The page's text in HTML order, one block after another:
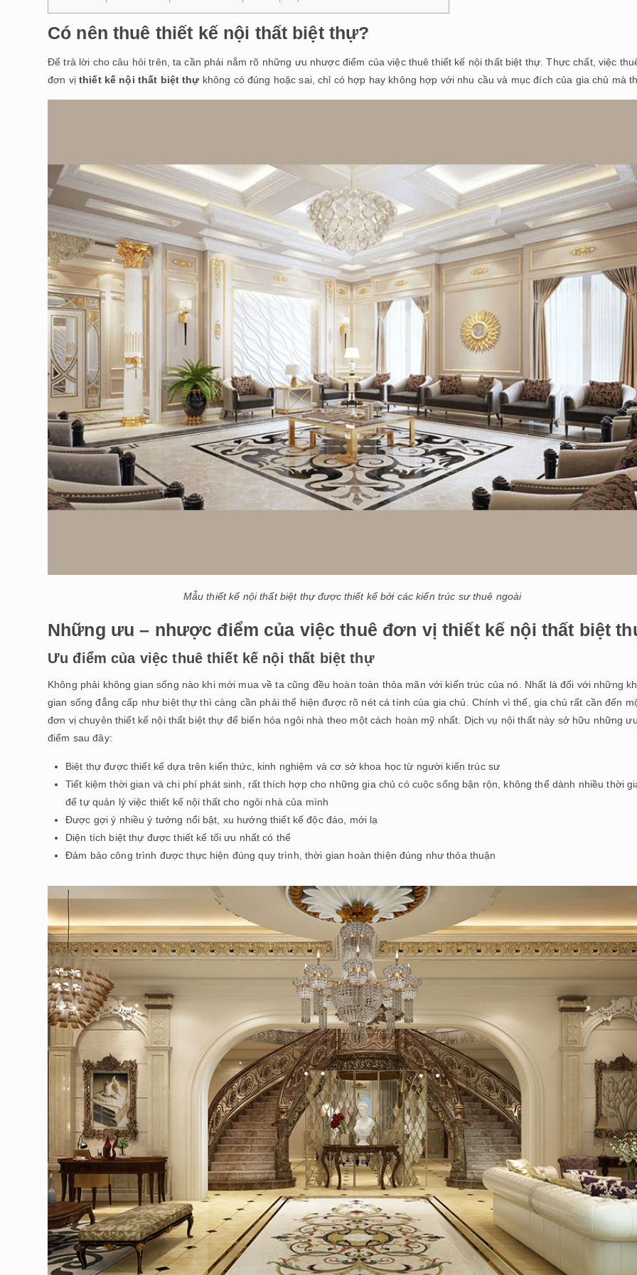
Có nên thuê thiết kế nội thất biệt thự?
Để trả lời cho câu hỏi trên, ta cần phải nắm rõ những ưu nhược điểm của việc thuê thiết kế nội thất biệt thự. Thực chất, việc
đơn vị thiết kế nội thất biệt thựkhông có đúng hoặc sai, chỉ có hợp hay không hợp với nhu cầu và mục đích của gia chủ mà
Mẫu thiết kế nội thất biệt thự được thiết kế bởi các kiến trúc sư thuê ngoài
Những ưu – nhược điểm của việc thuê đơn vị thiết kế nội thất biệt
Ưu điểm của việc thuê thiết kế nội thất biệt thự
Không phải không gian sống nào khi mới mua về ta cũng đều hoàn toàn thỏa mãn với kiến trúc của nó. Nhất là đối với những
gian sống đẳng cấp như biệt thự thì càng cần phải thể hiện được rõ nét cá tính của gia chủ. Chính vì thế, gia chủ rất cần đến
đơn vị chuyên thiết kế nội thất biệt thự để biến hóa ngôi nhà theo một cách hoàn mỹ nhất. Dịch vụ nội thất này sở hữu những
điểm sau đây:
Biệt thự được thiết kế dựa trên kiến thức, kinh nghiệm và cơ sở khoa học từ người kiến trúc sư
Tiết kiệm thời gian và chi phí phát sinh, rất thích hợp cho những gia chủ có cuộc sống bận rộn, không thể dành nhiều thời
để tự quản lý việc thiết kế nội thất cho ngôi nhà của mình
Được gợi ý nhiều ý tưởng nổi bật, xu hướng thiết kế độc đáo, mới lạ
Diện tích biệt thự được thiết kế tối ưu nhất có thể
Đảm bảo công trình được thực hiện đúng quy trình, thời gian hoàn thiện đúng như thỏa thuận